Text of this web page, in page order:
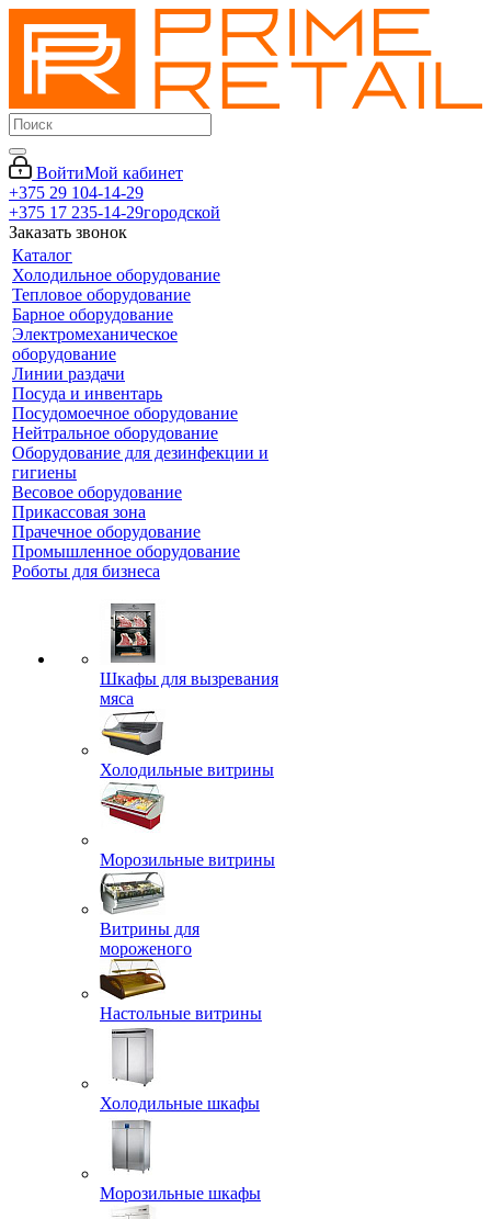
ВойтиМой кабинет
+375 29 104-14-29
+375 17 235-14-29городской
Заказать звонок
Каталог
Холодильное оборудование
Тепловое оборудование
Барное оборудование
Электромеханическое
оборудование
Линии раздачи
Посуда и инвентарь
Посудомоечное оборудование
Нейтральное оборудование
Оборудование для дезинфекции и
гигиены
Весовое оборудование
Прикассовая зона
Прачечное оборудование
Промышленное оборудование
Роботы для бизнеса
Шкафы для вызревания
мяса
Холодильные витрины
Морозильные витрины
Витрины для
мороженого
Настольные витрины
Холодильные шкафы
Морозильные шкафы